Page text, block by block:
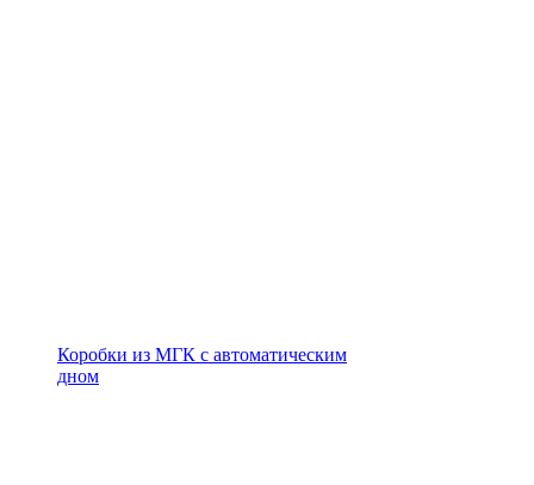
Коробки из МГК с автоматическим
дном